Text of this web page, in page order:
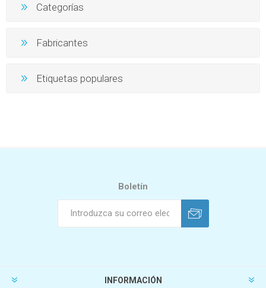
Categorías
Fabricantes
Etiquetas populares
Boletín
INFORMACIÓN